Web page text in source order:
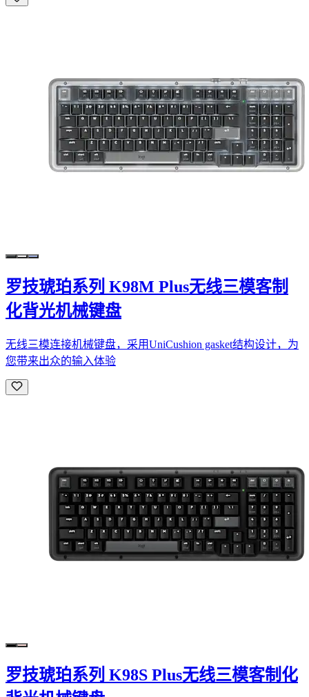
罗技琥珀系列 K98M Plus无线三模客制
化背光机械键盘
无线三模连接机械键盘，采用UniCushion gasket结构设计，为
您带来出众的输入体验
罗技琥珀系列 K98S Plus无线三模客制化